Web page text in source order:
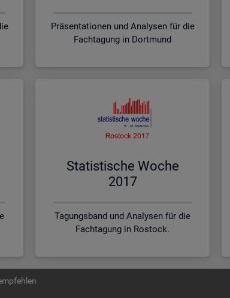
Präsentationen und Analysen für die
Fachtagung in Dortmund
Sta­tis­ti­sche Woche
2017
Tagungsband und Analysen für die
Fachtagung in Rostock.